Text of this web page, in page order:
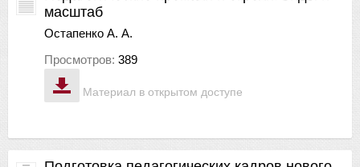
Материал в открытом доступе
масштаб
Остапенко А. А.
Просмотров: 389